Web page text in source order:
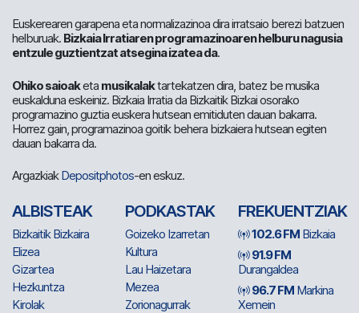
Euskerearen garapena eta normalizazinoa dira irratsaio berezi batzuen
helburuak. Bizkaia Irratiaren programazinoaren helburu nagusia
entzule guztientzat atsegina izatea da.
Ohiko saioaketa musikalaktartekatzen dira, batez be musika
euskalduna eskeiniz. Bizkaia Irratia da Bizkaitik Bizkai osorako
programazino guztia euskera hutsean emitiduten dauan bakarra.
Horrez gain, programazinoa goitik behera bizkaiera hutsean egiten
dauan bakarra da.
ArgazkiakDepositphotos-en eskuz.
ALBISTEAK
Bizkaitik Bizkaira
Elizea
Gizartea
Hezkuntza
Kirolak
PODKASTAK
Goizeko Izarretan
Kultura
Lau Haizetara
Mezea
Zorionagurrak
FREKUENTZIAK
102.6 FM Bizkaia
91.9 FM
Durangaldea
96.7 FM Markina
Xemein